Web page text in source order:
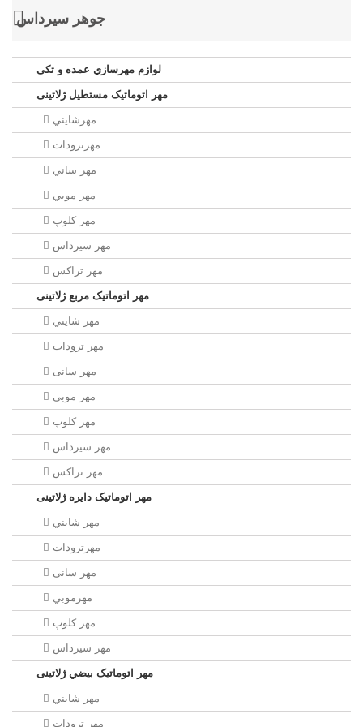
جوهر سيرداس
لوازم مهرسازي عمده و تکی
مهر اتوماتیک مستطيل ژلاتینی
مهرشايني
مهرترودات
مهر ساني
مهر موبي
مهر كلوپ
مهر سيرداس
مهر تراکس
مهر اتوماتیک مربع ژلاتینی
مهر شايني
مهر ترودات
مهر سانی
مهر موبی
مهر كلوپ
مهر سيرداس
مهر تراکس
مهر اتوماتیک دايره ژلاتینی
مهر شايني
مهرترودات
مهر سانی
مهرموبي
مهر كلوپ
مهر سيرداس
مهر اتوماتیک بيضي ژلاتینی
مهر شايني
مهر ترودات